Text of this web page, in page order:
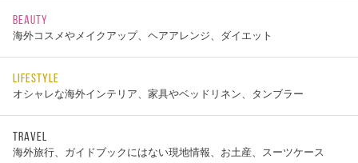
BEAUTY
海外コスメやメイクアップ、ヘアアレンジ、ダイエット
LIFESTYLE
オシャレな海外インテリア、家具やベッドリネン、タンブラー
TRAVEL
海外旅行、ガイドブックにはない現地情報、お土産、スーツケース